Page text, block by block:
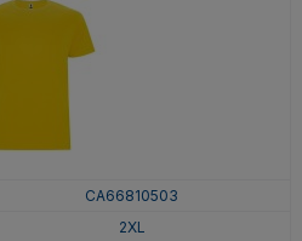
CA66810503
2XL